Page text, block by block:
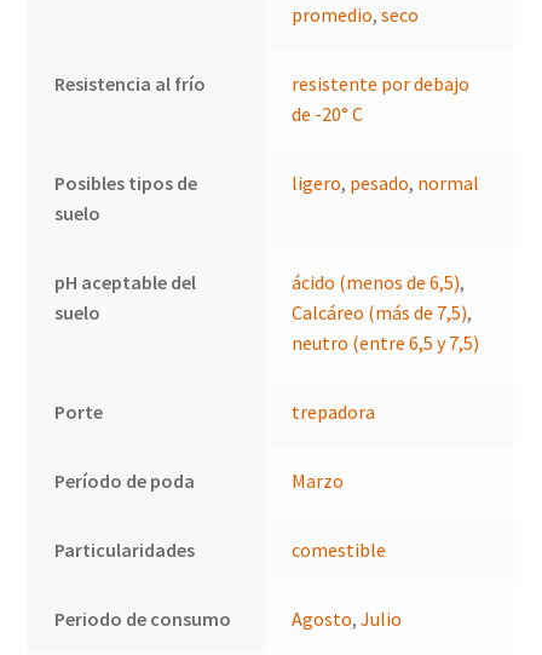
promedio,seco
Resistencia al frío
resistente por debajo
de -20° C
Posibles tipos de
suelo
ligero, pesado, normal
pH aceptable del
suelo
ácido (menos de 6,5),
Calcáreo (más de 7,5),
neutro (entre 6,5 y 7,5)
Porte trepadora
Período de poda Marzo
Particularidades comestible
Periodo de consumo Agosto,Julio